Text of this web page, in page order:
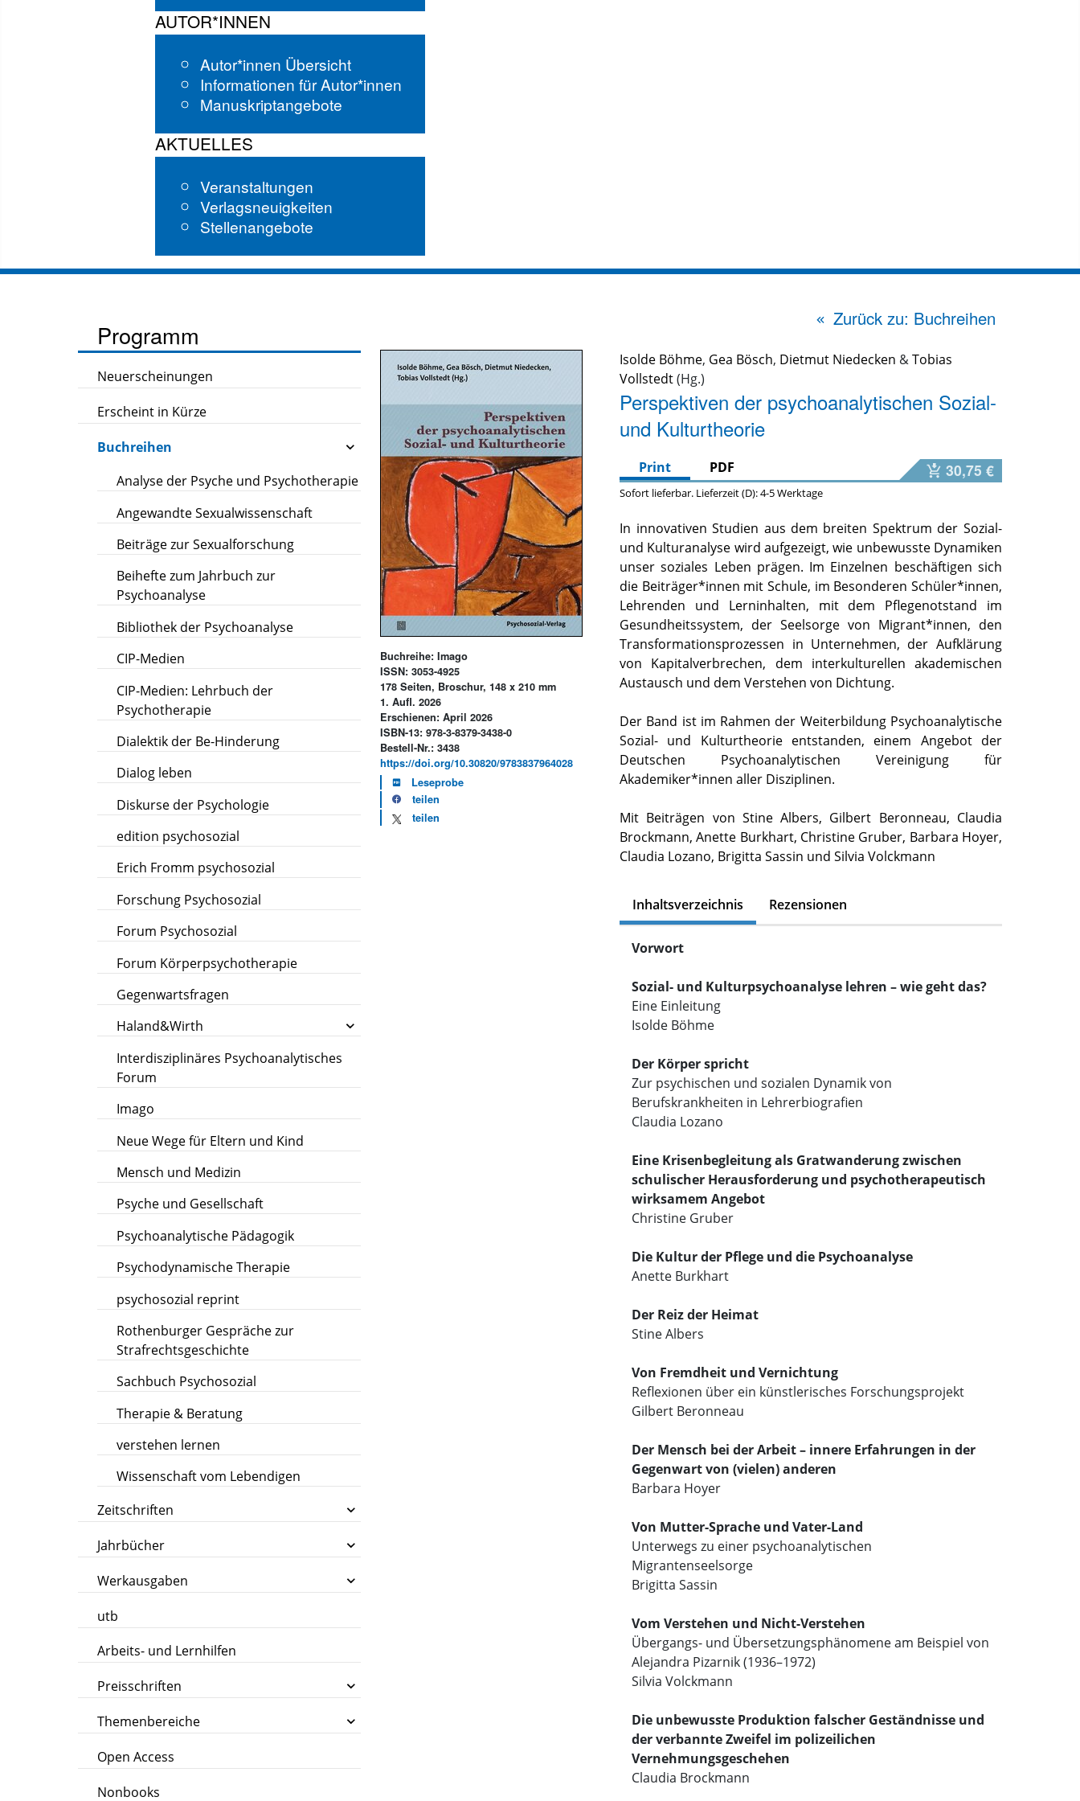
AUTOR*INNEN
Autor*innen Übersicht
Informationen für Autor*innen
Manuskriptangebote
AKTUELLES
Veranstaltungen
Verlagsneuigkeiten
Stellenangebote
Programm
Neuerscheinungen
Erscheint in Kürze
Buchreihen
Analyse der Psyche und Psychotherapie
Angewandte Sexualwissenschaft
Beiträge zur Sexualforschung
Beihefte zum Jahrbuch zur
Psychoanalyse
Bibliothek der Psychoanalyse
CIP-Medien
CIP-Medien: Lehrbuch der
Psychotherapie
Dialektik der Be-Hinderung
Dialog leben
Diskurse der Psychologie
edition psychosozial
Erich Fromm psychosozial
Forschung Psychosozial
Forum Psychosozial
Forum Körperpsychotherapie
Gegenwartsfragen
Haland&Wirth
Interdisziplinäres Psychoanalytisches
Forum
Imago
Neue Wege für Eltern und Kind
Mensch und Medizin
Psyche und Gesellschaft
Psychoanalytische Pädagogik
Psychodynamische Therapie
psychosozial reprint
Rothenburger Gespräche zur
Strafrechtsgeschichte
Sachbuch Psychosozial
Therapie & Beratung
verstehen lernen
Wissenschaft vom Lebendigen
Zeitschriften
Jahrbücher
Werkausgaben
utb
Arbeits- und Lernhilfen
Preisschriften
Themenbereiche
Open Access
Nonbooks
Zurück zu: Buchreihen
Buchreihe: Imago
ISSN: 3053-4925
178 Seiten, Broschur, 148 x 210 mm
1. Aufl. 2026
Erschienen: April 2026
ISBN-13: 978-3-8379-3438-0
Bestell-Nr.: 3438
https://doi.org/10.30820/9783837964028
Leseprobe
teilen
teilen
Isolde Böhme, Gea Bösch, Dietmut Niedecken &Tobias
Vollstedt
Perspektiven der psychoanalytischen Sozial-
und Kulturtheorie
Print PDF 30,75 €
Sofort lieferbar. Lieferzeit (D): 4-5 Werktage
In innovativen Studien aus dem breiten Spektrum der Sozial-
und Kulturanalyse wird aufgezeigt, wie unbewusste Dynamiken
unser soziales Leben prägen. Im Einzelnen beschäftigen sich
die Beiträger*innen mit Schule, im Besonderen Schüler*innen,
Lehrenden und Lerninhalten, mit dem Pflegenotstand im
Gesundheitssystem, der Seelsorge von Migrant*innen, den
Transformationsprozessen in Unternehmen, der Aufklärung
von Kapitalverbrechen, dem interkulturellen akademischen
Austausch und dem Verstehen von Dichtung.
Der Band ist im Rahmen der Weiterbildung Psychoanalytische
Sozial- und Kulturtheorie entstanden, einem Angebot der
Deutschen Psychoanalytischen Vereinigung für
Akademiker*innen aller Disziplinen.
Mit Beiträgen von Stine Albers, Gilbert Beronneau, Claudia
Brockmann, Anette Burkhart, Christine Gruber, Barbara Hoyer,
Claudia Lozano, Brigitta Sassin und Silvia Volckmann
Inhaltsverzeichnis Rezensionen
Vorwort
Sozial- und Kulturpsychoanalyse lehren – wie geht das?
Eine Einleitung
Isolde Böhme
Der Körper spricht
Zur psychischen und sozialen Dynamik von
Berufskrankheiten in Lehrerbiografien
Claudia Lozano
Eine Krisenbegleitung als Gratwanderung zwischen
schulischer Herausforderung und psychotherapeutisch
wirksamem Angebot
Christine Gruber
Die Kultur der Pflege und die Psychoanalyse
Anette Burkhart
Der Reiz der Heimat
Stine Albers
Von Fremdheit und Vernichtung
Reflexionen über ein künstlerisches Forschungsprojekt
Gilbert Beronneau
Der Mensch bei der Arbeit – innere Erfahrungen in der
Gegenwart von (vielen) anderen
Barbara Hoyer
Von Mutter-Sprache und Vater-Land
Unterwegs zu einer psychoanalytischen
Migrantenseelsorge
Brigitta Sassin
Vom Verstehen und Nicht-Verstehen
Übergangs- und Übersetzungsphänomene am Beispiel von
Alejandra Pizarnik (1936–1972)
Silvia Volckmann
Die unbewusste Produktion falscher Geständnisse und
der verbannte Zweifel im polizeilichen
Vernehmungsgeschehen
Claudia Brockmann